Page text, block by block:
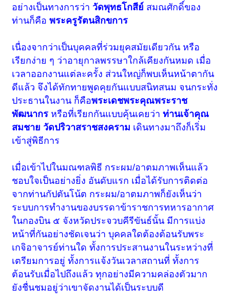
อย่างเป็นทางการว่าวัดพุทธโกสีย์ สมณศักดิ์ของ
ท่านก็คือพระครูรัตนสิกขการ
เนื่องจากว่าเป็นบุคคลที่ร่วมยุคสมัยเดียวกัน หรือ
เรียกง่าย ๆ ว่าอายุกาลพรรษาใกล้เคียงกันหมด เมื่อ
เวลาออกงานแต่ละครั้ง ส่วนใหญ่ก็พบเห็นหน้าตากัน
ดีแล้ว จึงได้ทักทายพูดคุยกันแบบสนิทสนม จนกระทั่ง
ประธานในงาน ก็คือพระเดชพระคุณพระราช
พัฒนากร หรือที่เรียกกันแบบคุ้นเคยว่าท่านเจ้าคุณ
สมชาย วัดปริวาสราชสงคราม เดินทางมาถึงก็เริ่ม
เข้าสู่พิธีการ
เมื่อเข้าไปในมณฑลพิธี กระผม/อาตมภาพเห็นแล้ว
ชอบใจเป็นอย่างยิ่ง อันดับแรก เมื่อได้รับการติดต่อ
จากท่านกัปตันโน้ต กระผม/อาตมภาพก็ยังเห็นว่า
ระบบการทำงานของบรรดาข้าราชการทหารอากาศ
ในกองบิน ๕ จังหวัดประจวบคีรีขันธ์นั้น มีการแบ่ง
หน้าที่กันอย่างชัดเจนว่า บุคคลใดต้องต้อนรับพระ
เกจิอาจารย์ท่านใด ทั้งการประสานงานในระหว่างที่
เตรียมการอยู่ ทั้งการแจ้งวันเวลาสถานที่ ทั้งการ
ต้อนรับเมื่อไปถึงแล้ว ทุกอย่างมีความคล่องตัวมาก
ยังชื่นชมอยู่ว่าเขาจัดงานได้เป็นระบบดี